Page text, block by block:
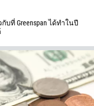
บที่ Greenspan ได้ทำในปี